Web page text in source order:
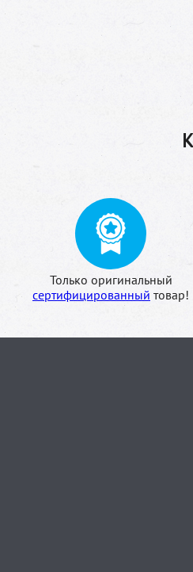
Только оригинальный
сертифицированный товар!